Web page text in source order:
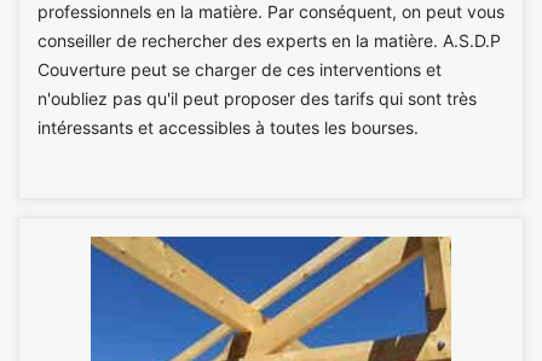
professionnels en la matière. Par conséquent, on peut vous
conseiller de rechercher des experts en la matière. A.S.D.P
Couverture peut se charger de ces interventions et
n'oubliez pas qu'il peut proposer des tarifs qui sont très
intéressants et accessibles à toutes les bourses.